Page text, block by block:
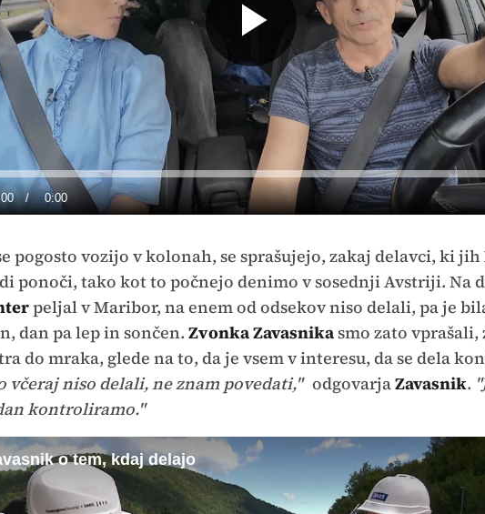
Predvajaj
/ Duration
0:00
pogosto vozijo v kolonah, se sprašujejo, zakaj delavci, ki jih
ponoči, tako kot to počnejo denimo v sosednji Avstriji. Na
peljal v Maribor, na enem od odsekov niso delali, pa je
dan pa lep in sončen. Zvonka Zavasnikasmo zato vprašali,
do mraka, glede na to, da je vsem v interesu, da se dela
včeraj niso delali, ne znam povedati," odgovarjaZavasnik.
kontroliramo."
o tem, kdaj delajo